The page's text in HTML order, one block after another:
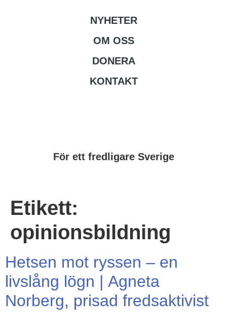
NYHETER
OM OSS
DONERA
KONTAKT
För ett fredligare Sverige
Etikett:
opinionsbildning
Hetsen mot ryssen – en
livslång lögn | Agneta
Norberg, prisad fredsaktivist